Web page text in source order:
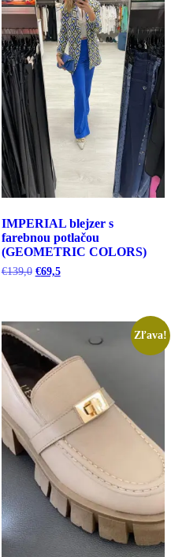
IMPERIAL blejzer s
farebnou potlačou
(GEOMETRIC COLORS)
€139,0 Pôvodná
€69,5Aktuálna
Zľava!